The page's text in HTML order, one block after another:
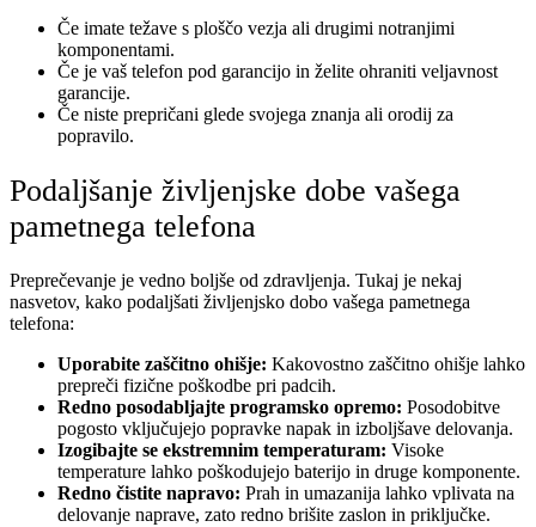
Če imate težave s ploščo vezja ali drugimi notranjimi
komponentami.
Če je vaš telefon pod garancijo in želite ohraniti veljavnost
garancije.
Če niste prepričani glede svojega znanja ali orodij za
popravilo.
Podaljšanje življenjske dobe vašega
pametnega telefona
Preprečevanje je vedno boljše od zdravljenja. Tukaj je nekaj
nasvetov, kako podaljšati življenjsko dobo vašega pametnega
telefona:
Uporabite zaščitno ohišje: Kakovostno zaščitno ohišje lahko
prepreči fizične poškodbe pri padcih.
Redno posodabljajte programsko opremo: Posodobitve
pogosto vključujejo popravke napak in izboljšave delovanja.
Izogibajte se ekstremnim temperaturam: Visoke
temperature lahko poškodujejo baterijo in druge komponente.
Redno čistite napravo: Prah in umazanija lahko vplivata na
delovanje naprave, zato redno brišite zaslon in priključke.